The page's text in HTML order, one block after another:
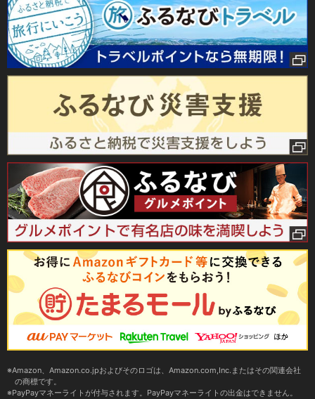
Amazon、Amazon.co.jpおよびそのロゴは、Amazon.com,Inc.またはその関連会社
の商標です。
PayPayマネーライトが付与されます。PayPayマネーライトの出金はできません。